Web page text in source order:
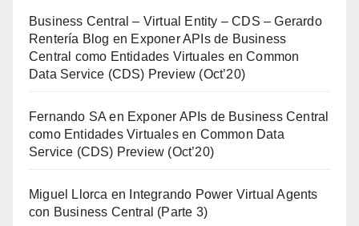
Business Central – Virtual Entity – CDS – Gerardo
Rentería Blog en Exponer APIs de Business
Central como Entidades Virtuales en Common
Data Service (CDS) Preview (Oct’20)
Fernando SA en Exponer APIs de Business Central
como Entidades Virtuales en Common Data
Service (CDS) Preview (Oct’20)
Miguel Llorca en
Integrando Power Virtual Agents
con Business Central (Parte 3)